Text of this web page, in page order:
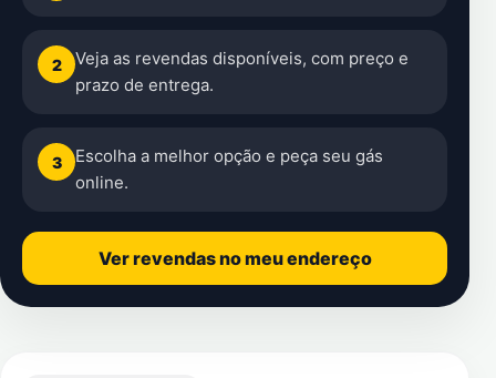
2
Veja as revendas disponíveis, com preço e
prazo de entrega.
3
Escolha a melhor opção e peça seu gás
online.
Ver revendas no meu endereço